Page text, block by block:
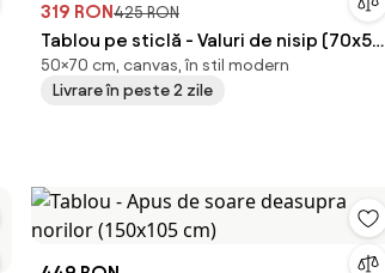
319 RON425 RON
Tablou pe sticlă - Valuri de nisip (70x50
cm)
50×70 cm, canvas, în stil modern
Livrare în peste 2 zile